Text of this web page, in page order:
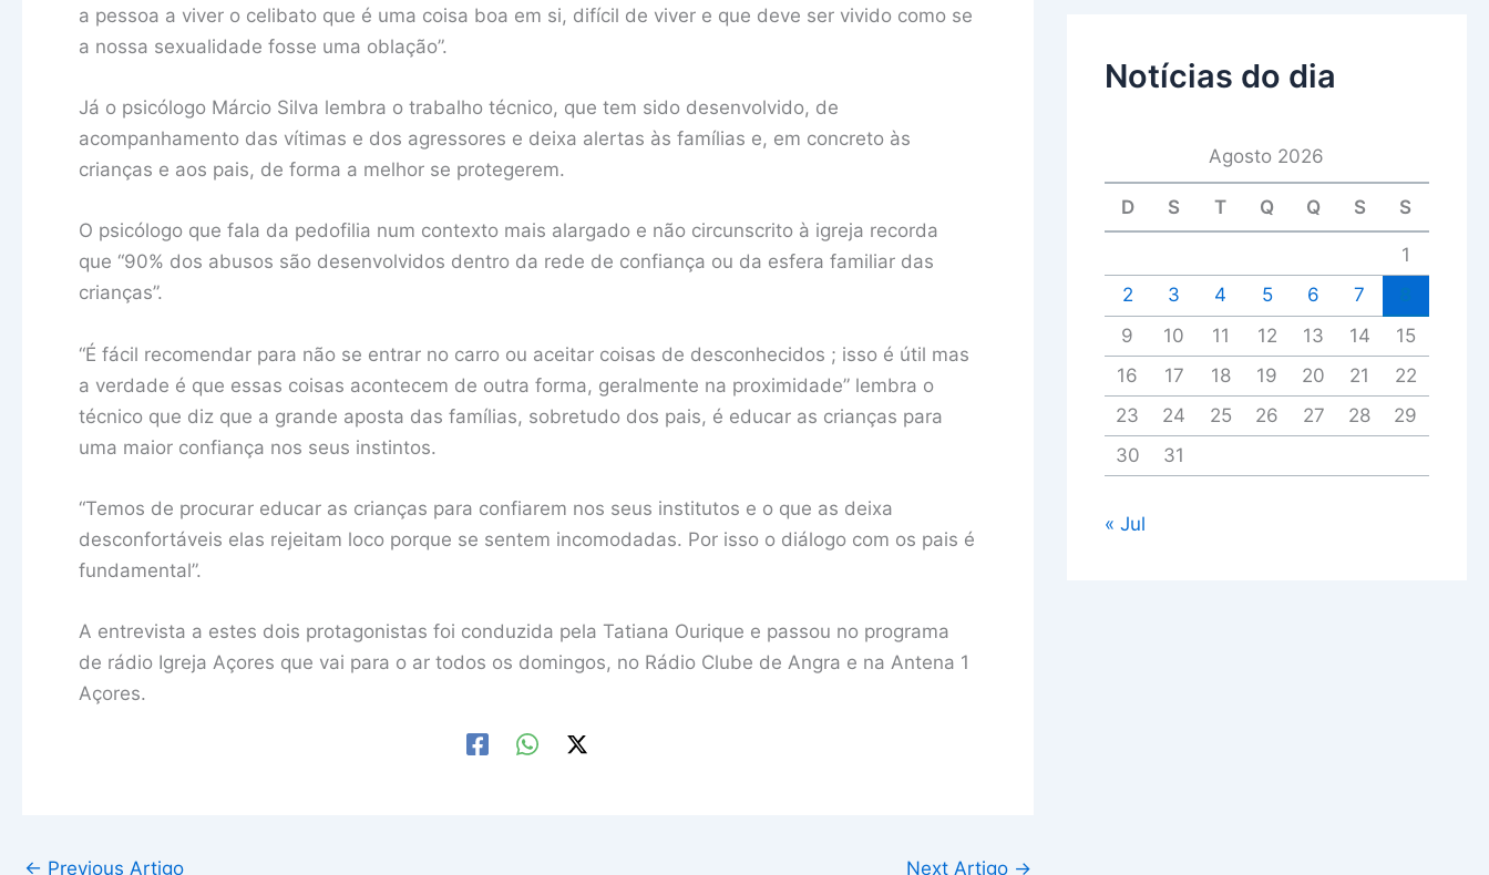
a pessoa a viver o celibato que é uma coisa boa em si, difícil de viver e que deve ser vivido como se
a nossa sexualidade fosse uma oblação”.
Já o psicólogo Márcio Silva lembra o trabalho técnico, que tem sido desenvolvido, de
acompanhamento das vítimas e dos agressores e deixa alertas às famílias e, em concreto às
crianças e aos pais, de forma a melhor se protegerem.
O psicólogo que fala da pedofilia num contexto mais alargado e não circunscrito à igreja recorda
que “90% dos abusos são desenvolvidos dentro da rede de confiança ou da esfera familiar das
crianças”.
“É fácil recomendar para não se entrar no carro ou aceitar coisas de desconhecidos ; isso é útil mas
a verdade é que essas coisas acontecem de outra forma, geralmente na proximidade” lembra o
técnico que diz que a grande aposta das famílias, sobretudo dos pais, é educar as crianças para
uma maior confiança nos seus instintos.
“Temos de procurar educar as crianças para confiarem nos seus institutos e o que as deixa
desconfortáveis elas rejeitam loco porque se sentem incomodadas. Por isso o diálogo com os pais é
fundamental”.
A entrevista a estes dois protagonistas foi conduzida pela Tatiana Ourique e passou no programa
de rádio Igreja Açores que vai para o ar todos os domingos, no Rádio Clube de Angra e na Antena 1
Açores.
← Previous Artigo Next Artigo →
Notícias do dia
Agosto 2026
D S T Q Q S S
1
2
3 4 5 6 7
9
10 11 12 13 14
15
16
17 18 19 20 21
22
23
24 25 26 27 28
29
30
31
« Jul